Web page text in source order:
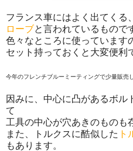
フランス車にはよく出てくる、
ローブと言われているもので
色々なところに使っています
セット持っておくと大変便利
今年のフレンチブルーミーティングで少量販売
因みに、中心に凸があるボル
て
工具の中心が穴あきのものも
また、トルクスに酷似した ト
もあります。